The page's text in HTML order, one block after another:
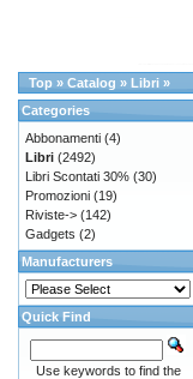
Top » Catalog » Libri »
Categories
Abbonamenti (4)
Libri (2492)
Libri Scontati 30% (30)
Promozioni (19)
Riviste-> (142)
Gadgets (2)
Manufacturers
Quick Find
Use keywords to find the